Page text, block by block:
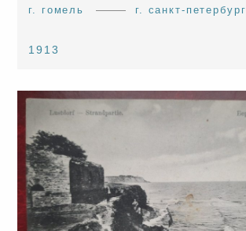
г. гомель г. санкт-петербург
1913